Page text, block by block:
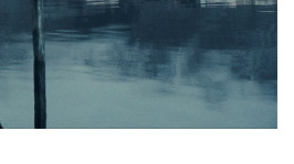
Gainsbourg, toute une vie :
documentaire plus Ginsburg que
Gainsbarre à ne pas manquer sur
France 3